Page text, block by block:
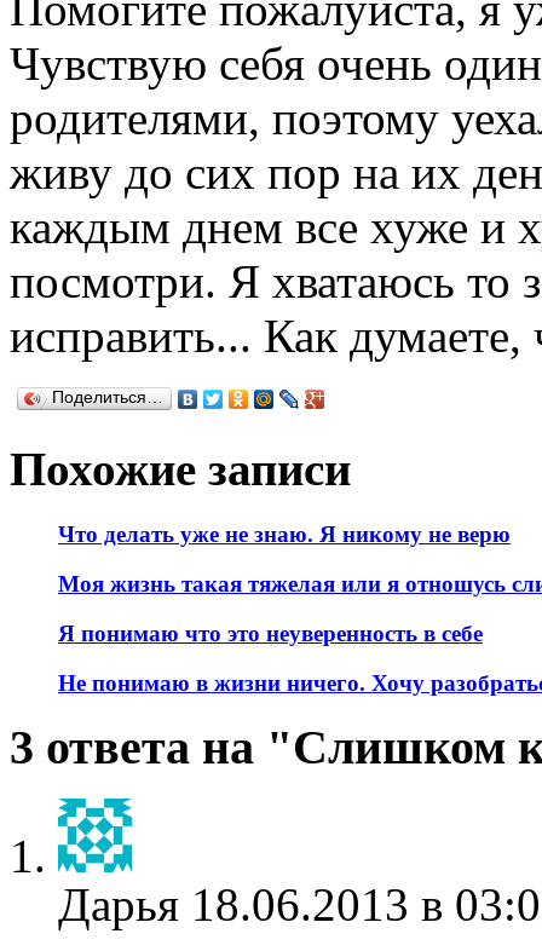
Чувствую себя очень
родителями, поэтому
живу до сих пор на их
каждым днем все хуже и
посмотри. Я хватаюсь то
исправить... Как думаете,
Поделиться…
Похожие записи
Что делать уже не знаю. Я никому не верю
Моя жизнь такая тяжелая или я отношусь
Я понимаю что это неуверенность в себе
Не понимаю в жизни ничего. Хочу
3 ответа на "Слишком
Дарья 18.06.2013 в